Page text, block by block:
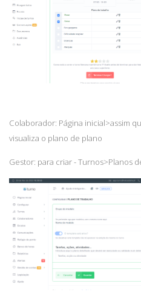
Colaborador: Página inicial>assim
visualiza o plano de plano
Gestor: para criar -Turnos>Planos